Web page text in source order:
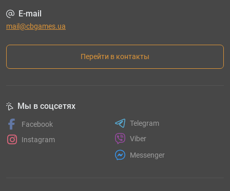
E-mail
mail@cbgames.ua
Перейти в контакты
Мы в соцсетях
Facebook
Instagram
Telegram
Viber
Messenger